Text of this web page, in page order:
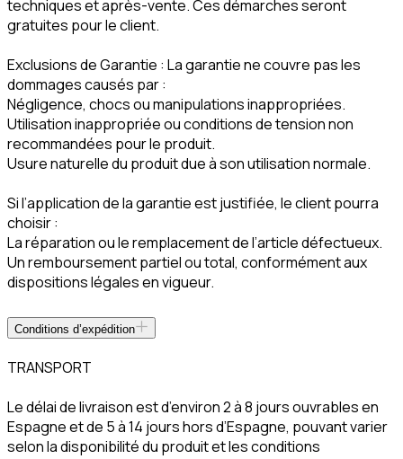
techniques et après-vente. Ces démarches seront
gratuites pour le client.
Exclusions de Garantie : La garantie ne couvre pas les
dommages causés par :
Négligence, chocs ou manipulations inappropriées.
Utilisation inappropriée ou conditions de tension non
recommandées pour le produit.
Usure naturelle du produit due à son utilisation normale.
Si l’application de la garantie est justifiée, le client pourra
choisir :
La réparation ou le remplacement de l’article défectueux.
Un remboursement partiel ou total, conformément aux
dispositions légales en vigueur.
Conditions d’expédition
TRANSPORT
Le délai de livraison est d’environ 2 à 8 jours ouvrables en
Espagne et de 5 à 14 jours hors d’Espagne, pouvant varier
selon la disponibilité du produit et les conditions